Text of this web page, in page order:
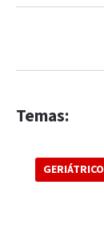
Temas:
GERIÁTRICO